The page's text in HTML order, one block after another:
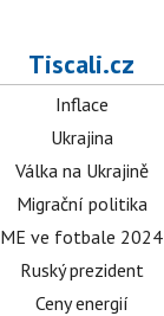
Tiscali.cz
Inflace
Ukrajina
Válka na Ukrajině
Migrační politika
ME ve fotbale 2024
Ruský prezident
Ceny energií